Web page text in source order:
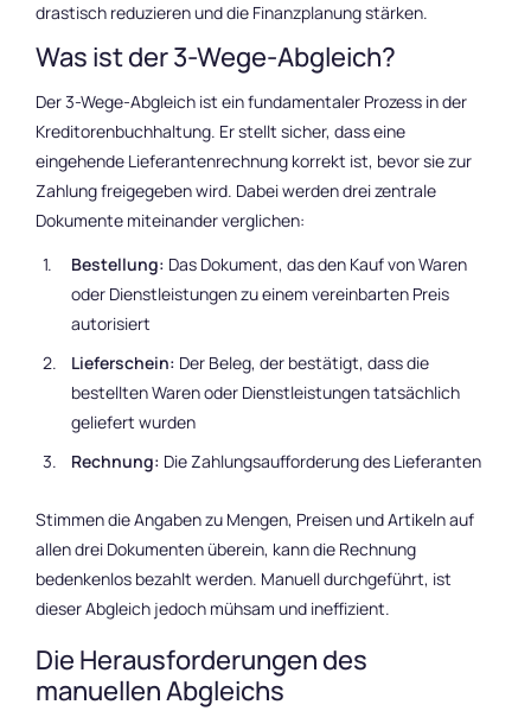
drastisch reduzieren und die Finanzplanung stärken.
Was ist der 3-Wege-Abgleich?
Der 3-Wege-Abgleich ist ein fundamentaler Prozess in der
Kreditorenbuchhaltung. Er stellt sicher, dass eine
eingehende Lieferantenrechnung korrekt ist, bevor sie zur
Zahlung freigegeben wird. Dabei werden drei zentrale
Dokumente miteinander verglichen:
Bestellung: Das Dokument, das den Kauf von Waren
oder Dienstleistungen zu einem vereinbarten Preis
autorisiert
Lieferschein: Der Beleg, der bestätigt, dass die
bestellten Waren oder Dienstleistungen tatsächlich
geliefert wurden
Rechnung: Die Zahlungsaufforderung des Lieferanten
Stimmen die Angaben zu Mengen, Preisen und Artikeln auf
allen drei Dokumenten überein, kann die Rechnung
bedenkenlos bezahlt werden. Manuell durchgeführt, ist
dieser Abgleich jedoch mühsam und ineffizient.
Die Herausforderungen des
manuellen Abgleichs